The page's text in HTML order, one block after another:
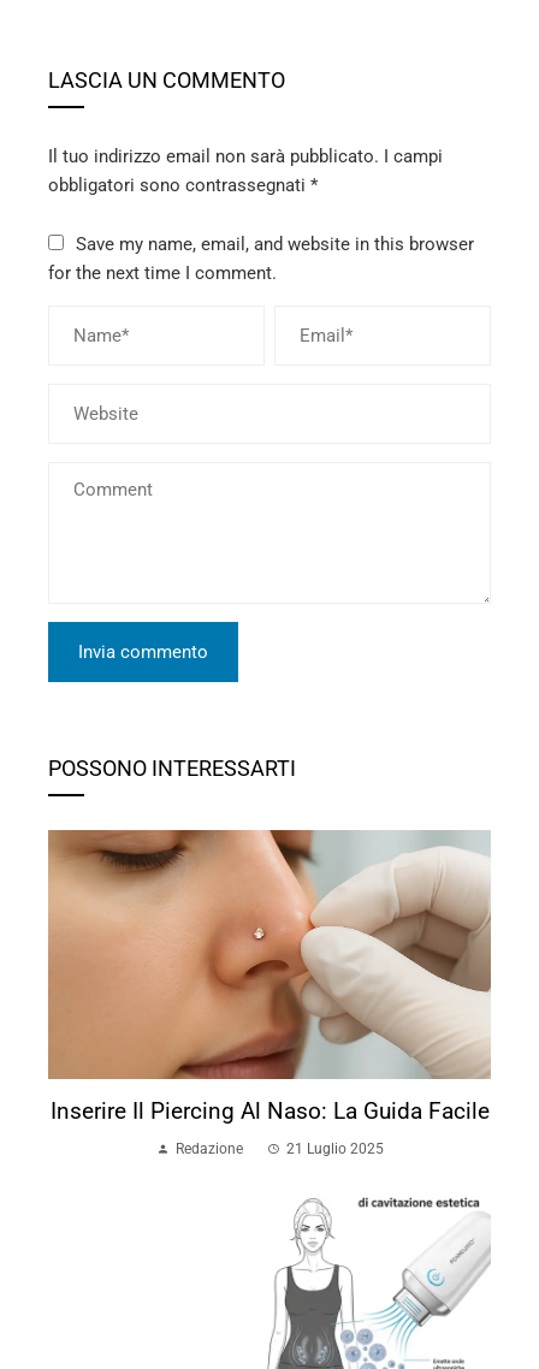
LASCIA UN COMMENTO
Il tuo indirizzo email non sarà pubblicato. I campi
obbligatori sono contrassegnati *
Save my name, email, and website in this browser
for the next time I comment.
POSSONO INTERESSARTI
Inserire Il Piercing Al Naso: La Guida Facile
Redazione 21 Luglio 2025